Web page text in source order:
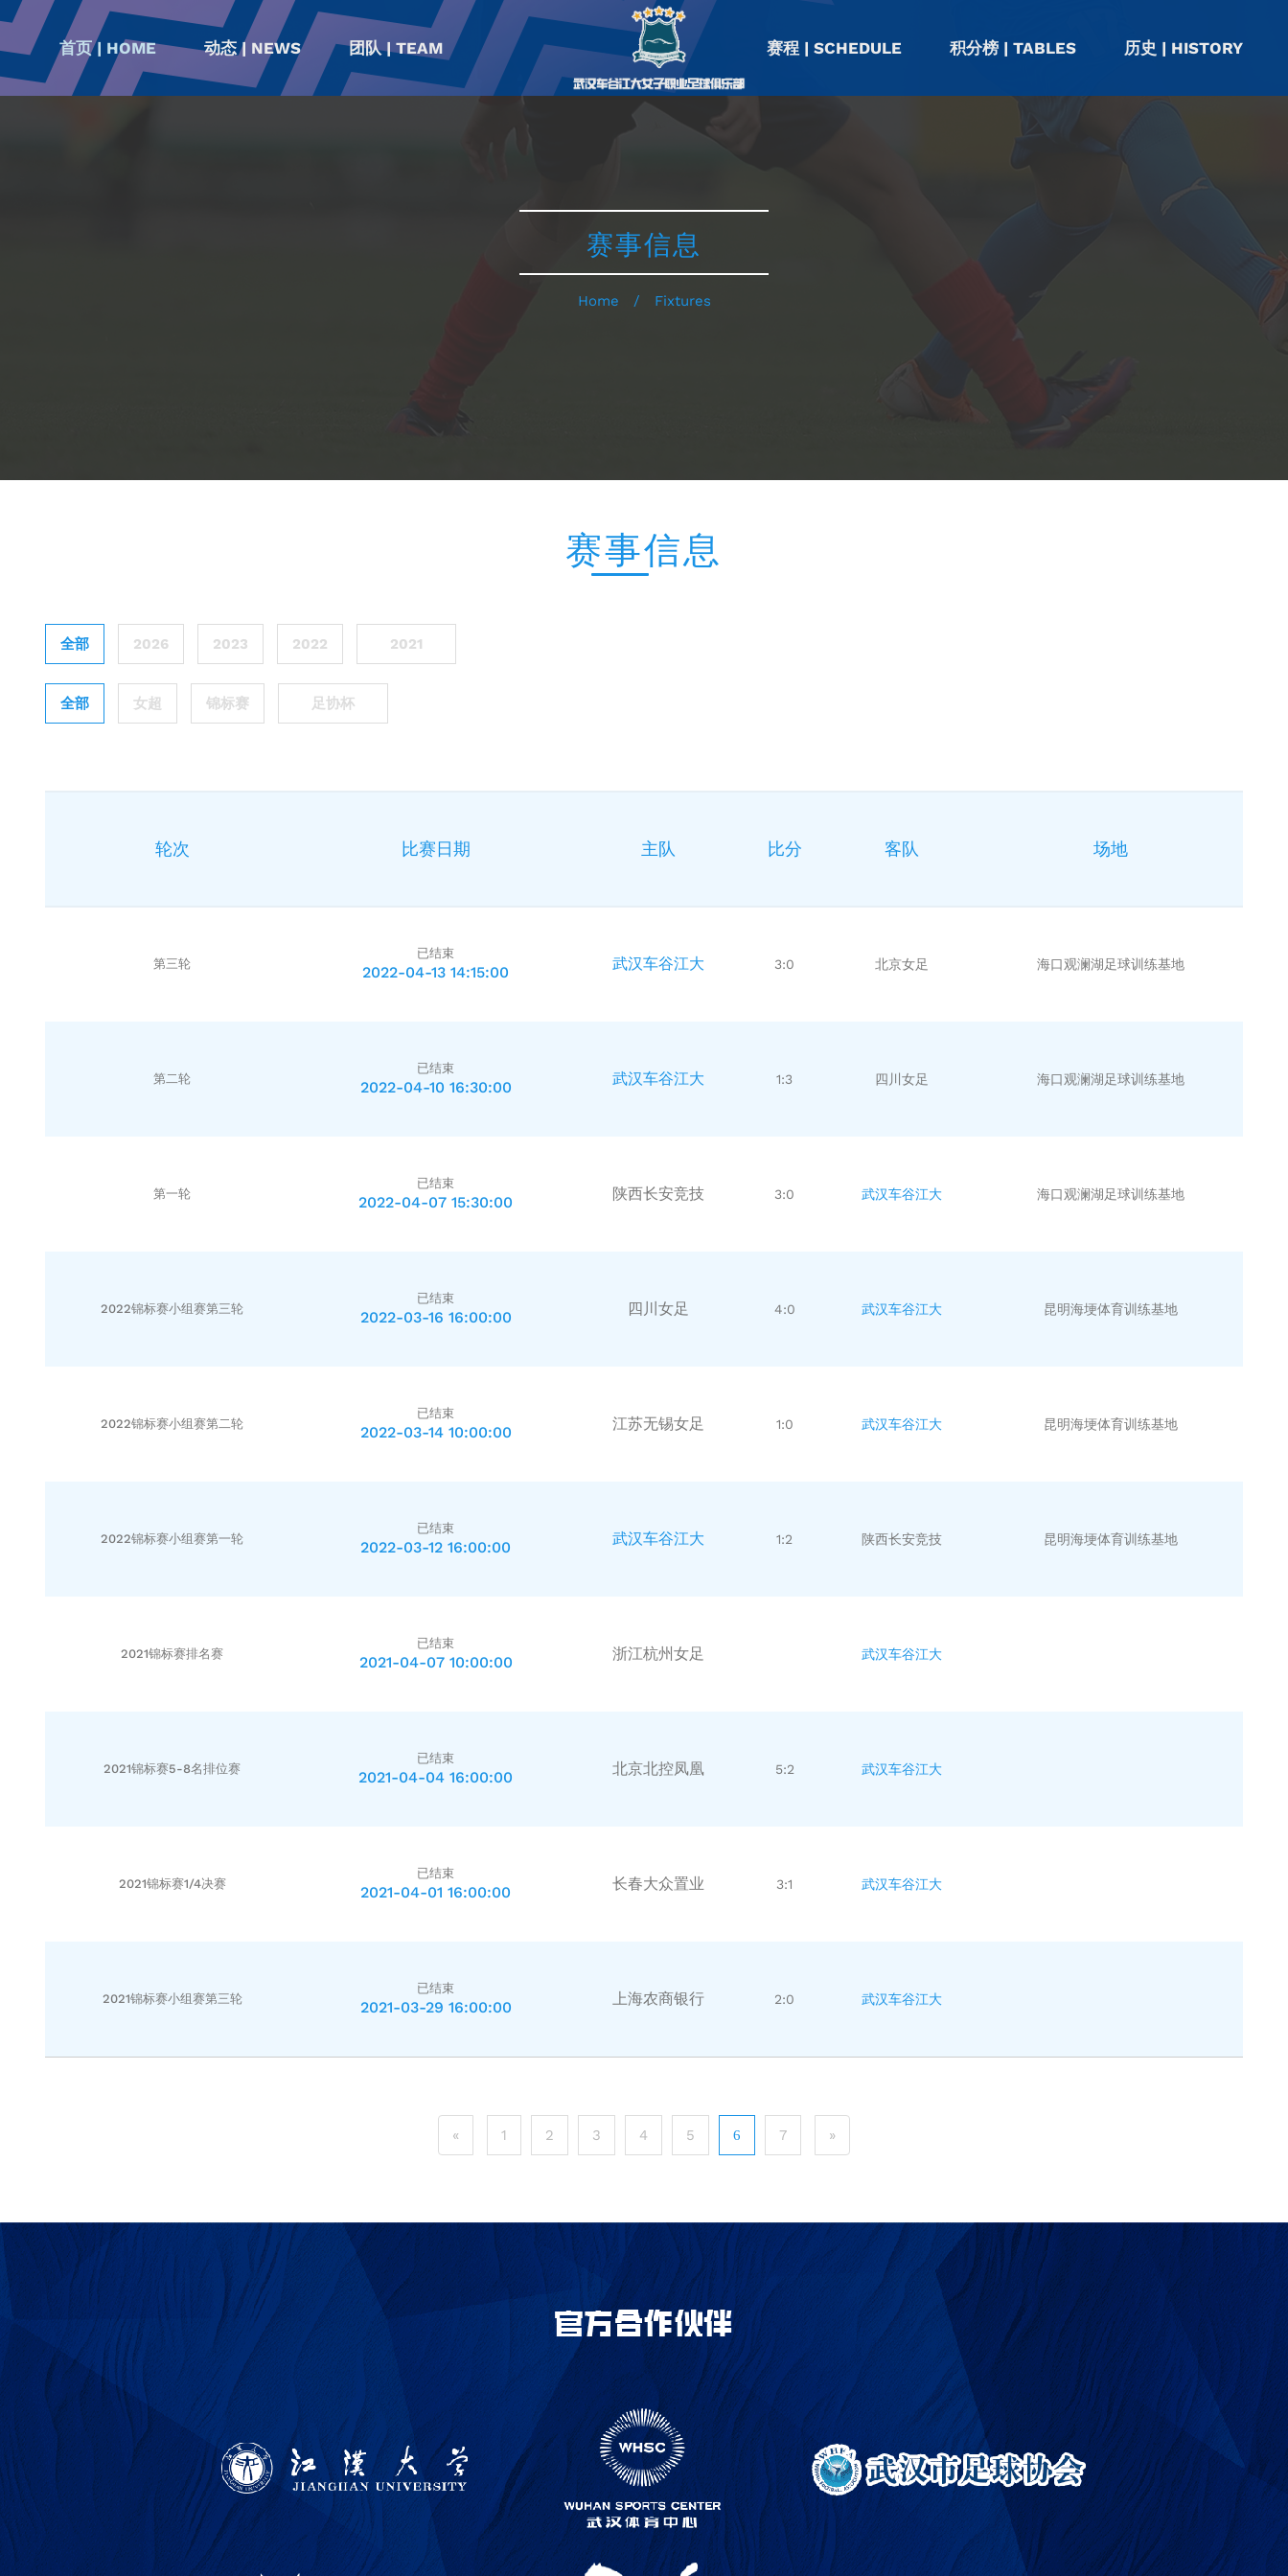
首页 | HOME 动态 | NEWS 团队 | TEAM 赛程 | SCHEDULE 积分榜 | TABLES 历史 | HISTORY
赛事信息
Home / Fixtures
赛事信息
全部 2026 2023 2022 2021
全部 女超 锦标赛 足协杯
轮次 比赛日期 主队 比分 客队 场地
第三轮
已结束
2022-04-13 14:15:00 武汉车谷江大 3:0 北京女足 海口观澜湖足球训练基地
第二轮
已结束
2022-04-10 16:30:00 武汉车谷江大 1:3 四川女足 海口观澜湖足球训练基地
第一轮
已结束
2022-04-07 15:30:00 陕西长安竞技 3:0 武汉车谷江大 海口观澜湖足球训练基地
2022锦标赛小组赛第三轮
已结束
2022-03-16 16:00:00 四川女足 4:0 武汉车谷江大 昆明海埂体育训练基地
2022锦标赛小组赛第二轮
已结束
2022-03-14 10:00:00 江苏无锡女足 1:0 武汉车谷江大 昆明海埂体育训练基地
2022锦标赛小组赛第一轮
已结束
2022-03-12 16:00:00 武汉车谷江大 1:2 陕西长安竞技 昆明海埂体育训练基地
2021锦标赛排名赛
已结束
2021-04-07 10:00:00 浙江杭州女足 武汉车谷江大
2021锦标赛5-8名排位赛
已结束
2021-04-04 16:00:00 北京北控凤凰 5:2 武汉车谷江大
2021锦标赛1/4决赛
已结束
2021-04-01 16:00:00 长春大众置业 3:1 武汉车谷江大
2021锦标赛小组赛第三轮
已结束
2021-03-29 16:00:00 上海农商银行 2:0 武汉车谷江大
« 1 2 3 4 5 6 7 »